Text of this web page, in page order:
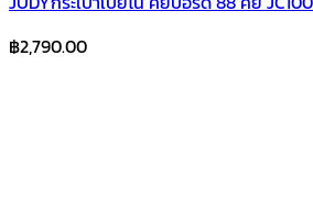
฿2,790.00